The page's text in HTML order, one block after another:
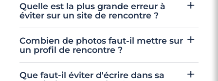
Quelle est la plus grande erreur à
éviter sur un site de rencontre ?
L'erreur la plus éliminatoire est de publier un
profil sans photo et sans description. Ce profil
incomplet décourage tout contact et peut
être perçu comme un faux profil. Ajouter une
Combien de photos faut-il mettre sur
un profil de rencontre ?
Que faut-il éviter d'écrire dans sa